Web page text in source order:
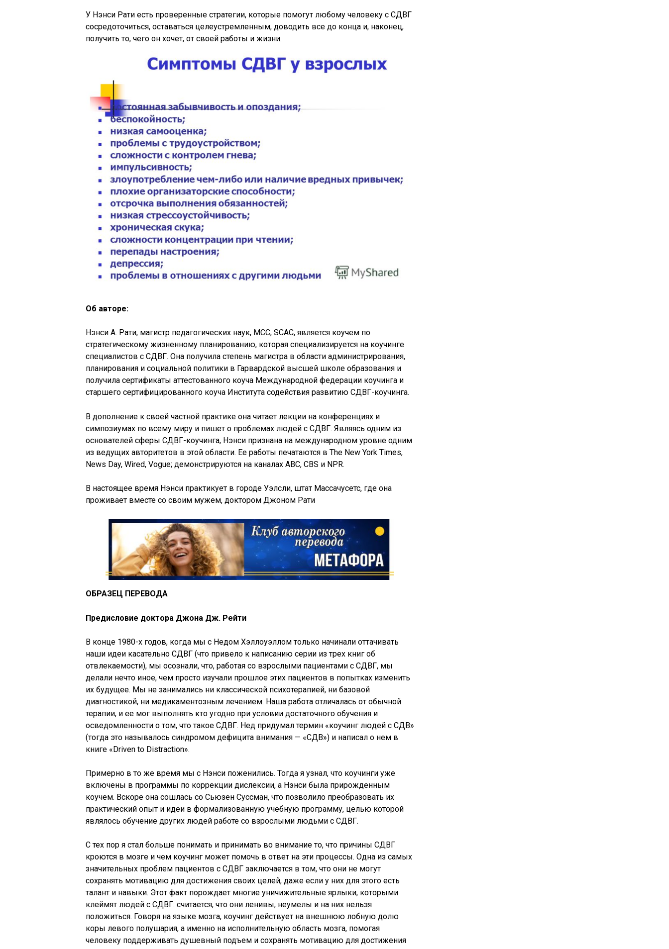
У Нэнси Рати есть проверенные стратегии, которые помогут любому человеку с СДВГ
сосредоточиться, оставаться целеустремленным, доводить все до конца и, наконец,
получить то, чего он хочет, от своей работы и жизни.
Об авторе:
Нэнси А. Рати, магистр педагогических наук, MCC, SCAC, является коучем по
стратегическому жизненному планированию, которая специализируется на коучинге
специалистов с СДВГ. Она получила степень магистра в области администрирования,
планирования и социальной политики в Гарвардской высшей школе образования и
получила сертификаты аттестованного коуча Международной федерации коучинга и
старшего сертифицированного коуча Института содействия развитию СДВГ-коучинга.
В дополнение к своей частной практике она читает лекции на конференциях и
симпозиумах по всему миру и пишет о проблемах людей с СДВГ. Являясь одним из
основателей сферы СДВГ-коучинга, Нэнси признана на международном уровне одним
из ведущих авторитетов в этой области. Ее работы печатаются в The New York Times,
News Day, Wired, Vogue; демонстрируются на каналах ABC, CBS и NPR.
В настоящее время Нэнси практикует в городе Уэлсли, штат Массачусетс, где она
проживает вместе со своим мужем, доктором Джоном Рати
ОБРАЗЕЦ ПЕРЕВОДА
Предисловие доктора Джона Дж. Рейти
В конце 1980-х годов, когда мы с Недом Хэллоуэллом только начинали оттачивать
наши идеи касательно СДВГ (что привело к написанию серии из трех книг об
отвлекаемости), мы осознали, что, работая со взрослыми пациентами с СДВГ, мы
делали нечто иное, чем просто изучали прошлое этих пациентов в попытках изменить
их будущее. Мы не занимались ни классической психотерапией, ни базовой
диагностикой, ни медикаментозным лечением. Наша работа отличалась от обычной
терапии, и ее мог выполнять кто угодно при условии достаточного обучения и
осведомленности о том, что такое СДВГ. Нед придумал термин «коучинг людей с СДВ»
(тогда это называлось синдромом дефицита внимания — «СДВ») и написал о нем в
книге «Driven to Distraction».
Примерно в то же время мы с Нэнси поженились. Тогда я узнал, что коучинги уже
включены в программы по коррекции дислексии, а Нэнси была прирожденным
коучем. Вскоре она сошлась со Сьюзен Суссман, что позволило преобразовать их
практический опыт и идеи в формализованную учебную программу, целью которой
являлось обучение других людей работе со взрослыми людьми с СДВГ.
С тех пор я стал больше понимать и принимать во внимание то, что причины СДВГ
кроются в мозге и чем коучинг может помочь в ответ на эти процессы. Одна из самых
значительных проблем пациентов с СДВГ заключается в том, что они не могут
сохранять мотивацию для достижения своих целей, даже если у них для этого есть
талант и навыки. Этот факт порождает многие уничижительные ярлыки, которыми
клеймят людей с СДВГ: считается, что они ленивы, неумелы и на них нельзя
положиться. Говоря на языке мозга, коучинг действует на внешнюю лобную долю
коры левого полушария, а именно на исполнительную область мозга, помогая
человеку поддерживать душевный подъем и сохранять мотивацию для достижения